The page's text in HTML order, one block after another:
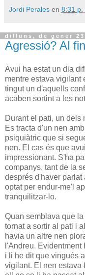
Jordi Perales en 8:31 p.
dilluns, de gener
Agressió? Al
Avui ha estat un dia
mentre estava vigilant
tingut un d'aquells
acaben sortint a les
Durant el pati, un dels
Es tracta d'un nen
psiquiàtric que si
nen. El cas és que
impressionant. S'ha
companys, tant de la
després d'haver
optat per endur-me'l
tranquilitzar-lo.
Quan semblava que
tornat a sortir al pati i
havia un altre nen
l'Andreu.
i li he dit que vingués
vigilant. El nen estava